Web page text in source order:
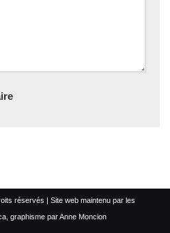
réservés | Site web maintenu par les
graphisme par Anne Moncion